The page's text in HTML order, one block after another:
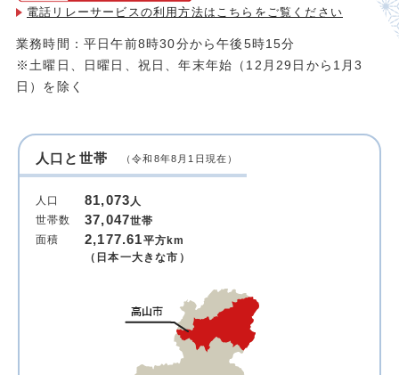
電話リレーサービスの利用方法は こちらをご覧ください
業務時間：平日午前8時30分から午後5時15分
※土曜日、日曜日、祝日、年末年始（12月29日から1月3
日）を除く
人口と世帯 （令和8年8月1日現在）
人口 81,073人
世帯数
37,047世帯
面積
2,177.61平方km
（日本一大きな市）